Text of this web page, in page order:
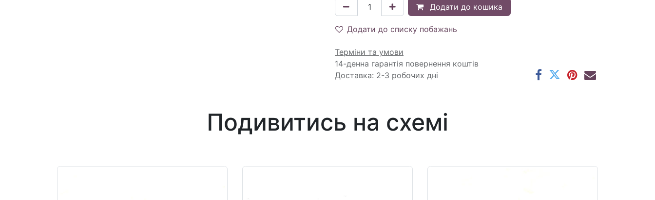
Додати до кошика
Додати до списку побажань
Терміни та умови
14-денна гарантія повернення коштів
Доставка: 2-3 робочих дні
Подивитись на схемі